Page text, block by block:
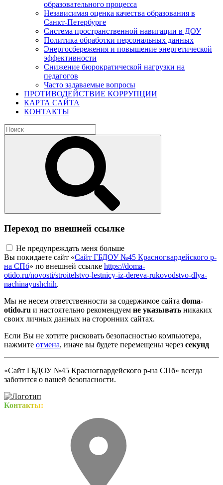
образовательного процесса
Независимая оценка качества образования в
Санкт-Петербурге
Система пространственной навигации в ДОУ
Политика обработки персональных данных
Энергосбережения и повышение энергетической
эффективности
Снижение бюрократической нагрузки на
педагогов
Часто задаваемые вопросы
ПРОТИВОДЕЙСТВИЕ КОРРУПЦИИ
КАРТА САЙТА
КОНТАКТЫ
Переход по внешней ссылке
Не предупреждать меня больше
Вы покидаете сайт «Сайт ГБДОУ №45 Красногвардейского р-
на СПб» по внешней ссылке https://doma-
otido.ru/novosti/stroitelstvo-lestnicy-iz-dereva-rukovodstvo-dlya-
nachinayushchih.
Мы не несем ответственности за содержимое сайта doma-
otido.ru и настоятельно рекомендуем не указывать никаких
своих личных данных на сторонних сайтах.
Если Вы не хотите рисковать безопасностью компьютера,
нажмите отмена, иначе вы будете перемещены через секунд
«Сайт ГБДОУ №45 Красногвардейского р-на СПб» всегда
заботится о вашей безопасности.
Контакты: